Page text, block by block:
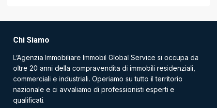
Chi Siamo
L’Agenzia Immobiliare Immobil Global Service si occupa da
oltre 20 anni della compravendita di immobili residenziali,
commerciali e industriali. Operiamo su tutto il territorio
nazionale e ci avvaliamo di professionisti esperti e
qualificati.